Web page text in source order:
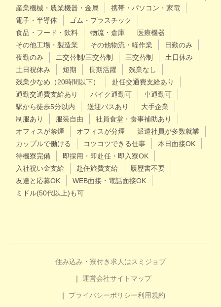
産業機械・農業機器・金属
携帯・パソコン・家電
電子・半導体
ゴム・プラスチック
食品・フード・飲料
物流・倉庫
医療機器
その他工場・製造業
その他物流・軽作業
日勤のみ
夜勤のみ
二交替制/三交替制 三交替制
土日休み
土日祝休み
短期 長期活躍
残業なし
残業少なめ（20時間以下）
赴任交通費支給あり
通勤交通費支給あり
バイク通勤可
車通勤可
駅から徒歩5分以内
送迎バスあり
大手企業
制服あり
服装自由
社員食堂・食事補助あり
オフィスが禁煙
オフィスが分煙
派遣社員が多数就業
カップルで働ける
コツコツできる仕事
本日面接OK
待機寮完備
即採用・即赴任・即入寮OK
入社祝い金支給
赴任旅費支給
履歴書不要
友達と応募OK
WEB面接・電話面接OK
ミドル(50代以上)も可
住み込み・寮付き求人はスミジョブ
運営会社サイトマップ
プライバシーポリシー利用規約